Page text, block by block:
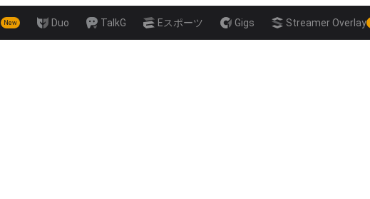
New Duo TalkG Eスポーツ Gigs Streamer Overlay